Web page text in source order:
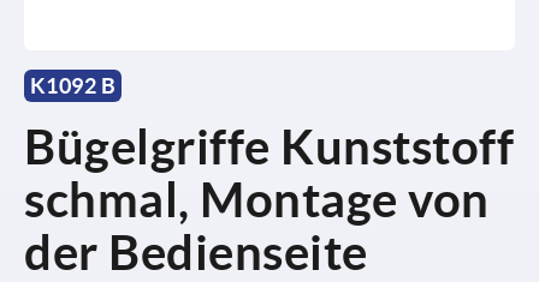
K1092 B
Bügelgriffe Kunststoff
schmal, Montage von
der Bedienseite